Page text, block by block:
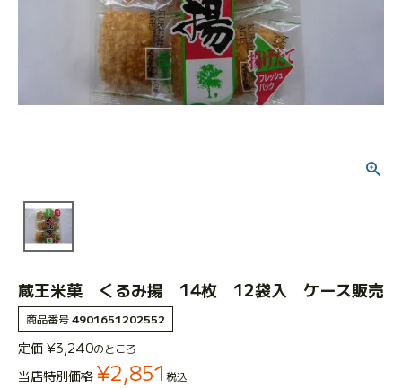
蔵王米菓 くるみ揚 14枚 12袋入 ケース販売
商品番号4901651202552
定価 ¥3,240のところ
当店特別価格 ¥2,851 税込